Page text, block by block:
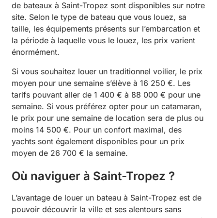
de bateaux à Saint-Tropez sont disponibles sur notre
site. Selon le type de bateau que vous louez, sa
taille, les équipements présents sur l’embarcation et
la période à laquelle vous le louez, les prix varient
énormément.
Si vous souhaitez louer un traditionnel voilier, le prix
moyen pour une semaine s’élève à 16 250 €. Les
tarifs pouvant aller de 1 400 € à 88 000 € pour une
semaine. Si vous préférez opter pour un catamaran,
le prix pour une semaine de location sera de plus ou
moins 14 500 €. Pour un confort maximal, des
yachts sont également disponibles pour un prix
moyen de 26 700 € la semaine.
Où naviguer à Saint-Tropez ?
L’avantage de louer un bateau à Saint-Tropez est de
pouvoir découvrir la ville et ses alentours sans